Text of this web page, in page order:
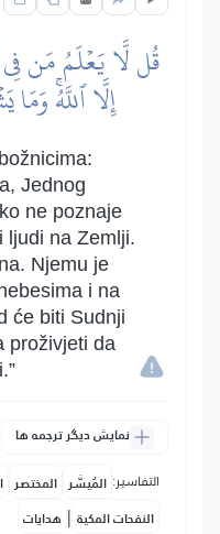
قُل لَّا يَعۡلَمُ مَن
إِلَّا ٱللَّهُۚ
Jednog
ne poznaje
ljudi na Zemlji.
Njemu je
i na
će biti Sudnji
proživjeti da
نمایش دیگر ترجمه ها
التفاسير: المُيسَّر المختصر
النفحات المكية | هدايات